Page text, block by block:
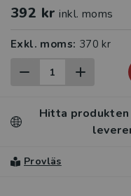
392 kr inkl. moms
Exkl. moms: 370 kr
Hitta
Provläs